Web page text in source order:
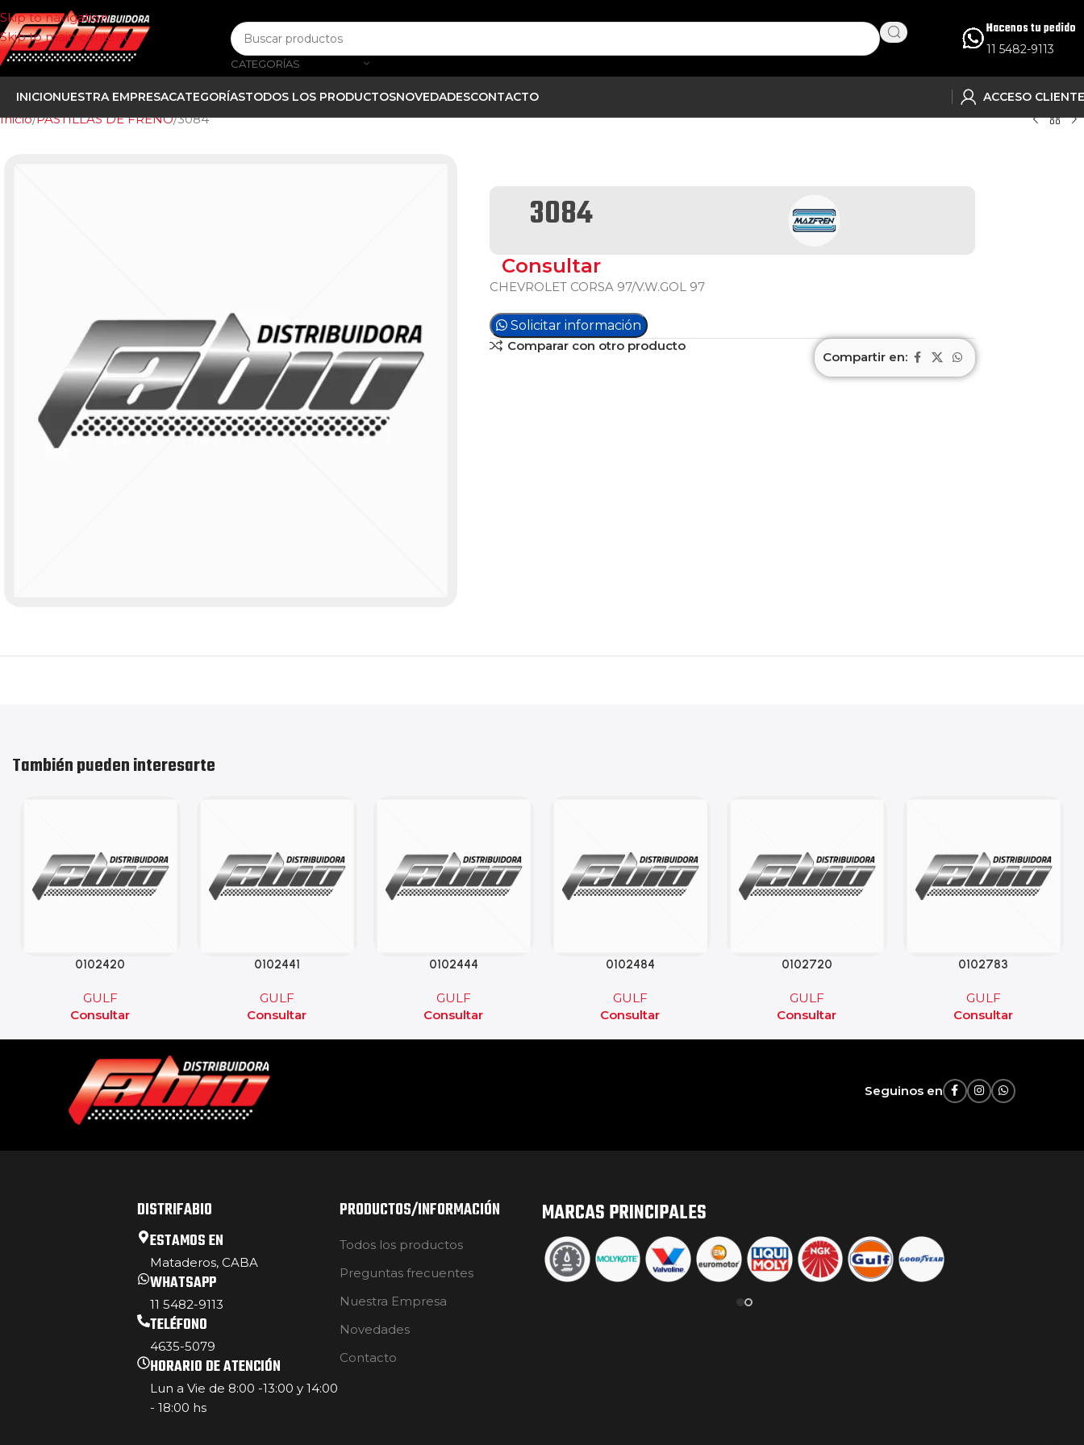
Skip to navigation
Skip to main content
CATEGORÍAS
Hacenos tu pedido
11 5482-9113
INICIONUESTRA EMPRESACATEGORÍASTODOS LOS PRODUCTOSNOVEDADESCONTACTO ACCESO
Inicio PASTILLAS DE FRENO 3084
3084
Consultar
CHEVROLET CORSA 97/V.W.GOL 97
Solicitar información
Comparar con otro producto
Compartir en:
También pueden interesarte
0102420
GULF
Consultar
0102441
GULF
Consultar
0102444
GULF
Consultar
0102484
GULF
Consultar
0102720
GULF
Consultar
0102783
GULF
Consultar
Seguinos en
DISTRIFABIO
ESTAMOS EN
Mataderos, CABA
WHATSAPP
11 5482-9113
TELÉFONO
4635-5079
HORARIO DE ATENCIÓN
Lun a Vie de 8:00 -13:00 y 14:00
- 18:00 hs
PRODUCTOS/INFORMACIÓN
Todos los productos
Preguntas frecuentes
Nuestra Empresa
Novedades
Contacto
MARCAS PRINCIPALES